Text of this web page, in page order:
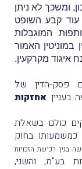
ומשכך לא ניתן
עוד קבע השופט
המוגבלות
האמור
איגוד מקרקעין.
פסק-הדין של
אחזקות
כולם בשאלת
כמשמעותו בחוק
בגין רכישת הזכויות
בע"מ; והשני,